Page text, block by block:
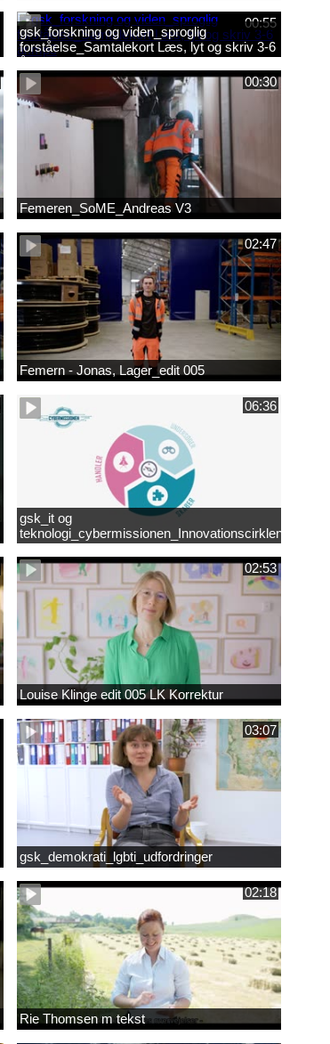
6 år.mp3
00:55
gsk_forskning og viden_sproglig
forståelse_Samtalekort Læs, lyt og skriv 3-6
år.mp3
00:30
Femeren_SoME_Andreas V3
02:47
Femern - Jonas, Lager_edit 005
06:36
gsk_it og
teknologi_cybermissionen_Innovationscirklen
02:53
Louise Klinge edit 005 LK Korrektur
03:07
gsk_demokrati_lgbti_udfordringer
02:18
Rie Thomsen m tekst